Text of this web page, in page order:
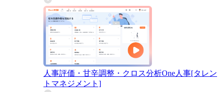
人事評価・甘辛調整・クロス分析One人事[タレン
トマネジメント]